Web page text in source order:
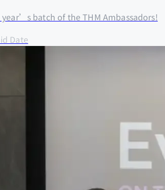
batch of the THM Ambassadors!
Date